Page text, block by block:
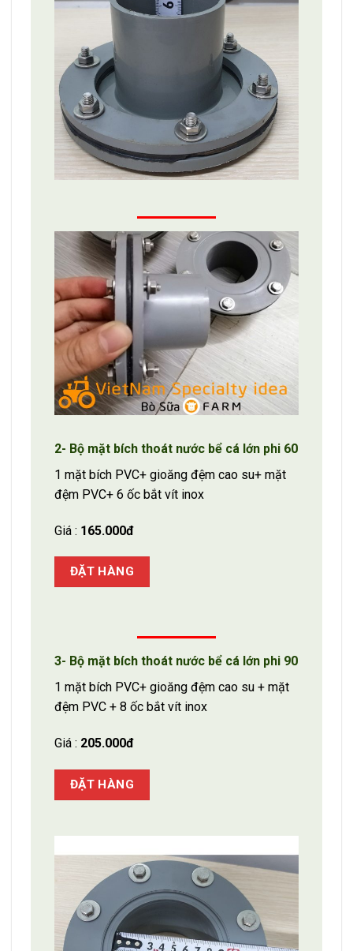
2- Bộ mặt bích thoát nước bể cá lớn phi 60
1 mặt bích PVC+ gioăng đệm cao su+ mặt
đệm PVC+ 6 ốc bắt vít inox
Giá : 165.000đ
ĐẶT HÀNG
3- Bộ mặt bích thoát nước bể cá lớn phi 90
1 mặt bích PVC+ gioăng đệm cao su + mặt
đệm PVC + 8 ốc bắt vít inox
Giá : 205.000đ
ĐẶT HÀNG